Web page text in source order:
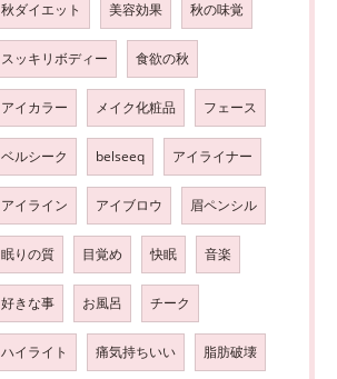
秋ダイエット 美容効果 秋の味覚
スッキリボディー 食欲の秋
アイカラー メイク化粧品 フェース
ベルシーク belseeq アイライナー
アイライン アイブロウ 眉ペンシル
眠りの質 目覚め 快眠 音楽
好きな事 お風呂 チーク
ハイライト 痛気持ちいい 脂肪破壊